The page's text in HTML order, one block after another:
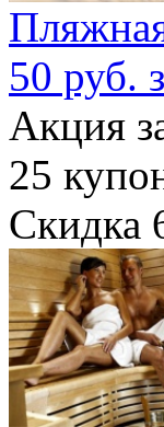
50 руб.
Акция
25
Скидка